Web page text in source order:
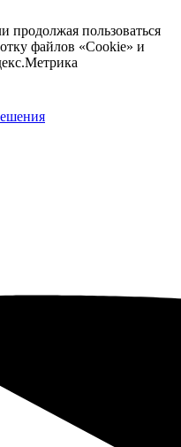
пользоваться
файлов «Cookie» и